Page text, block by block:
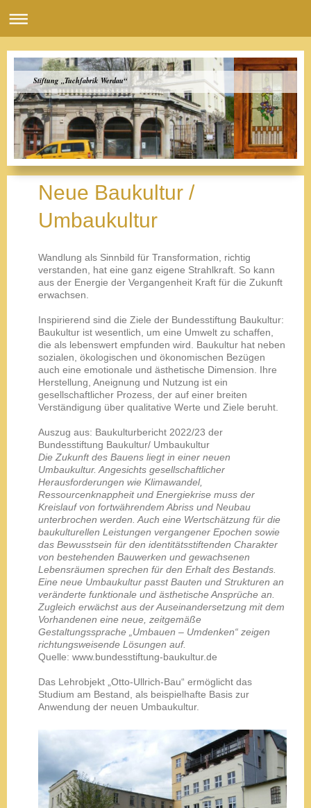
Stiftung „Tuchfabrik Werdau“
Neue Baukultur /
Umbaukultur
Wandlung als Sinnbild für Transformation, richtig
verstanden, hat eine ganz eigene Strahlkraft. So kann
aus der Energie der Vergangenheit Kraft für die Zukunft
erwachsen.
Inspirierend sind die Ziele der Bundesstiftung Baukultur:
Baukultur ist wesentlich, um eine Umwelt zu schaffen,
die als lebenswert empfunden wird. Baukultur hat neben
sozialen, ökologischen und ökonomischen Bezügen
auch eine emotionale und ästhetische Dimension. Ihre
Herstellung, Aneignung und Nutzung ist ein
gesellschaftlicher Prozess, der auf einer breiten
Verständigung über qualitative Werte und Ziele beruht.
Auszug aus: Baukulturbericht 2022/23 der
Bundesstiftung Baukultur/ Umbaukultur
Die Zukunft des Bauens liegt in einer neuen
Umbaukultur. Angesichts gesellschaftlicher
Herausforderungen wie Klimawandel,
Ressourcenknappheit und Energiekrise muss der
Kreislauf von fortwährendem Abriss und Neubau
unterbrochen werden. Auch eine Wertschätzung für die
baukulturellen Leistungen vergangener Epochen sowie
das Bewusstsein für den identitätsstiftenden Charakter
von bestehenden Bauwerken und gewachsenen
Lebensräumen sprechen für den Erhalt des Bestands.
Eine neue Umbaukultur passt Bauten und Strukturen an
veränderte funktionale und ästhetische Ansprüche an.
Zugleich erwächst aus der Auseinandersetzung mit dem
Vorhandenen eine neue, zeitgemäße
Gestaltungssprache „Umbauen – Umdenken“ zeigen
richtungsweisende Lösungen auf.
Quelle: www.bundesstiftung-baukultur.de
Das Lehrobjekt „Otto-Ullrich-Bau“ ermöglicht das
Studium am Bestand, als beispielhafte Basis zur
Anwendung der neuen Umbaukultur.